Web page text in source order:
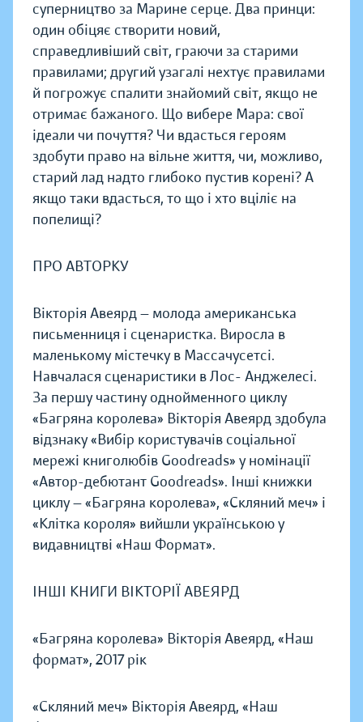
суперництво за Марине серце. Два принци:
один обіцяє створити новий,
справедливіший світ, граючи за старими
правилами; другий узагалі нехтує правилами
й погрожує спалити знайомий світ, якщо не
отримає бажаного. Що вибере Мара: свої
ідеали чи почуття? Чи вдасться героям
здобути право на вільне життя, чи, можливо,
старий лад надто глибоко пустив корені? А
якщо таки вдасться, то що і хто вціліє на
попелищі?
ПРО АВТОРКУ
Вікторія Авеярд — молода американська
письменниця і сценаристка. Виросла в
маленькому містечку в Массачусетсі.
Навчалася сценаристики в Лос- Анджелесі.
За першу частину однойменного циклу
«Багряна королева» Вікторія Авеярд здобула
відзнаку «Вибір користувачів соціальної
мережі книголюбів Goodreads» у номінації
«Автор-дебютант Goodreads». Інші книжки
циклу — «Багряна королева», «Скляний меч» і
«Клітка короля» вийшли українською у
видавництві «Наш Формат».
ІНШІ КНИГИ ВІКТОРІЇ АВЕЯРД
«Багряна королева» Вікторія Авеярд, «Наш
формат», 2017 рік
«Скляний меч» Вікторія Авеярд, «Наш